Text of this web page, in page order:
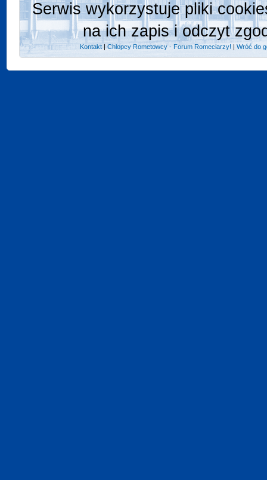
Serwis wykorzystuje pliki
na ich zapis i odczyt
Kontakt |Chlopcy Rometowcy - Forum Romeciarzy! |Wróć do